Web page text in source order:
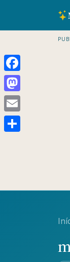
Facebook
Mastodon
Email